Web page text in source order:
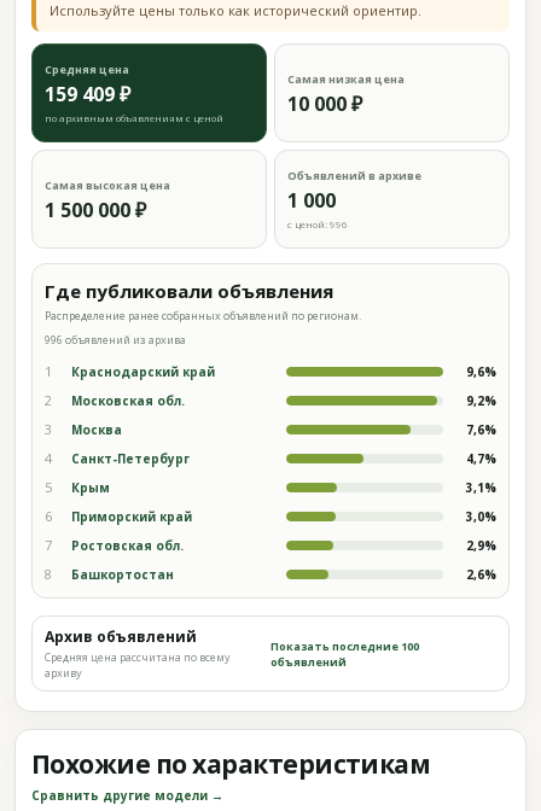
Используйте цены только как исторический ориентир.
Средняя цена
159 409 ₽
по архивным объявлениям с ценой
Самая низкая цена
10 000 ₽
Самая высокая цена
1 500 000 ₽
Объявлений в архиве
1 000
с ценой: 996
Где публиковали объявления
Распределение ранее собранных объявлений по регионам.
996 объявлений из архива
1 Краснодарский край 9,6%
2 Московская обл. 9,2%
3 Москва 7,6%
4 Санкт-Петербург 4,7%
5 Крым 3,1%
6 Приморский край 3,0%
7 Ростовская обл. 2,9%
8 Башкортостан 2,6%
Архив объявлений
Средняя цена рассчитана по всему
архиву
Показать последние 100
объявлений
Похожие по характеристикам
Сравнить другие модели →